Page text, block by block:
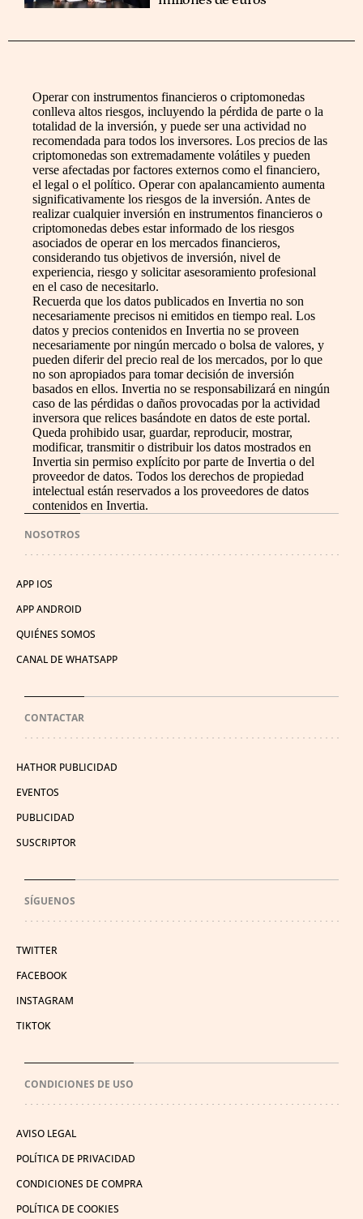
Operar con instrumentos financieros o criptomonedas
conlleva altos riesgos, incluyendo la pérdida de parte o la
totalidad de la inversión, y puede ser una actividad no
recomendada para todos los inversores. Los precios de las
criptomonedas son extremadamente volátiles y pueden
verse afectadas por factores externos como el financiero,
el legal o el político. Operar con apalancamiento aumenta
significativamente los riesgos de la inversión. Antes de
realizar cualquier inversión en instrumentos financieros o
criptomonedas debes estar informado de los riesgos
asociados de operar en los mercados financieros,
considerando tus objetivos de inversión, nivel de
experiencia, riesgo y solicitar asesoramiento profesional
en el caso de necesitarlo.
Recuerda que los datos publicados en Invertia no son
necesariamente precisos ni emitidos en tiempo real. Los
datos y precios contenidos en Invertia no se proveen
necesariamente por ningún mercado o bolsa de valores, y
pueden diferir del precio real de los mercados, por lo que
no son apropiados para tomar decisión de inversión
basados en ellos. Invertia no se responsabilizará en ningún
caso de las pérdidas o daños provocadas por la actividad
inversora que relices basándote en datos de este portal.
Queda prohibido usar, guardar, reproducir, mostrar,
modificar, transmitir o distribuir los datos mostrados en
Invertia sin permiso explícito por parte de Invertia o del
proveedor de datos. Todos los derechos de propiedad
intelectual están reservados a los proveedores de datos
contenidos en Invertia.
NOSOTROS
APP IOS
APP ANDROID
QUIÉNES SOMOS
CANAL DE WHATSAPP
CONTACTAR
HATHOR PUBLICIDAD
EVENTOS
PUBLICIDAD
SUSCRIPTOR
SÍGUENOS
TWITTER
FACEBOOK
INSTAGRAM
TIKTOK
CONDICIONES DE USO
AVISO LEGAL
POLÍTICA DE PRIVACIDAD
CONDICIONES DE COMPRA
POLÍTICA DE COOKIES